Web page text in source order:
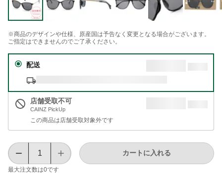
※商品のデザインや仕様、原産国は予告なく変更となる場合がございます。
ご指定はできませんのでご了承ください。
配送
店舗受取不可
CAINZ PickUp
この商品は店舗受取対象外です
最大注文数は0です
カートに入れる